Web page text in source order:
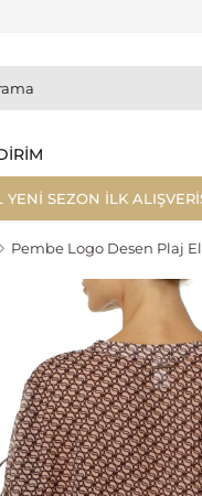
YENİ SEZON İLK
Pembe Logo Desen Plaj